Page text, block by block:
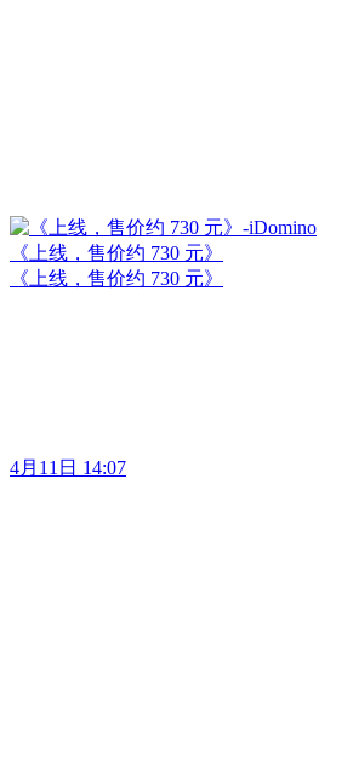
《上线，售价约 730 元》
《上线，售价约 730 元》
4月11日 14:07